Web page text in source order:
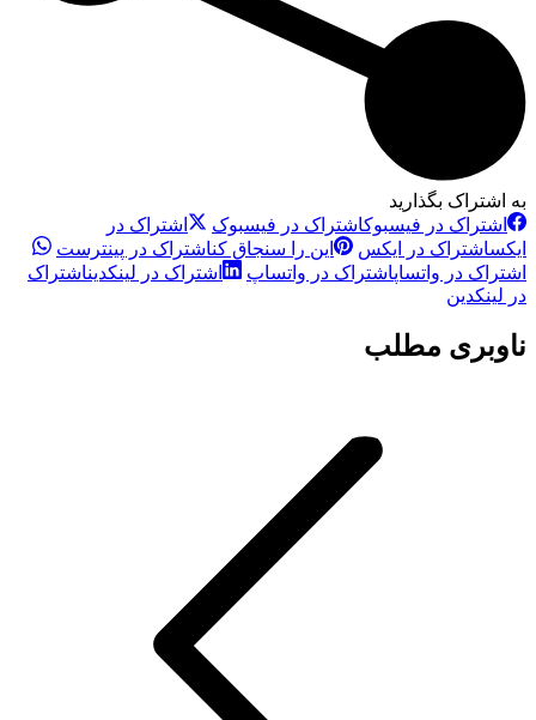
به اشتراک بگذارید
اشتراک در فیسبوکاشتراک در فیسبوک
اشتراک در
ایکساشتراک در ایکس این را سنجاق کناشتراک در پینترست
اشتراک در واتساپاشتراک در واتساپ اشتراک در لینکدیناشتراک
در لینکدین
ناوبری مطلب